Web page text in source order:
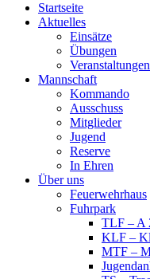
Startseite
Aktuelles
Einsätze
Übungen
Veranstaltungen
Mannschaft
Kommando
Ausschuss
Mitglieder
Jugend
Reserve
In Ehren
Über uns
Feuerwehrhaus
Fuhrpark
TLF – A
KLF –
MTF –